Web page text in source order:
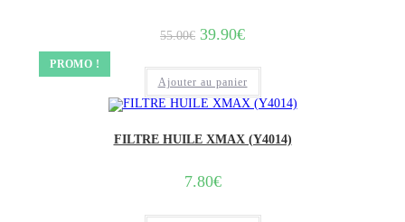
PROMO !
55.00€ Le
initial
était :
55.00€.
39.90€Le
actuel
est :
39.90€.
Ajouter au panier
FILTRE HUILE XMAX (Y4014)
7.80€